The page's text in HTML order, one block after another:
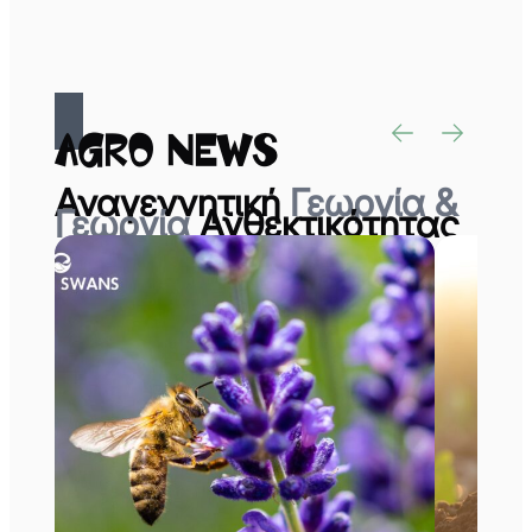
Agro News
Αναγεννητική Γεωργία &
ΓεωργίαΑνθεκτικότητας